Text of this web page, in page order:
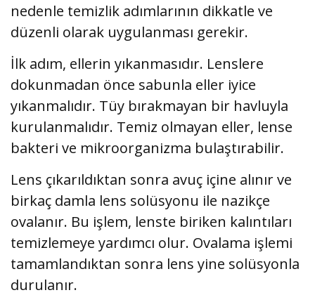
nedenle temizlik adımlarının dikkatle ve
düzenli olarak uygulanması gerekir.
İlk adım, ellerin yıkanmasıdır. Lenslere
dokunmadan önce sabunla eller iyice
yıkanmalıdır. Tüy bırakmayan bir havluyla
kurulanmalıdır. Temiz olmayan eller, lense
bakteri ve mikroorganizma bulaştırabilir.
Lens çıkarıldıktan sonra avuç içine alınır ve
birkaç damla lens solüsyonu ile nazikçe
ovalanır. Bu işlem, lenste biriken kalıntıları
temizlemeye yardımcı olur. Ovalama işlemi
tamamlandıktan sonra lens yine solüsyonla
durulanır.